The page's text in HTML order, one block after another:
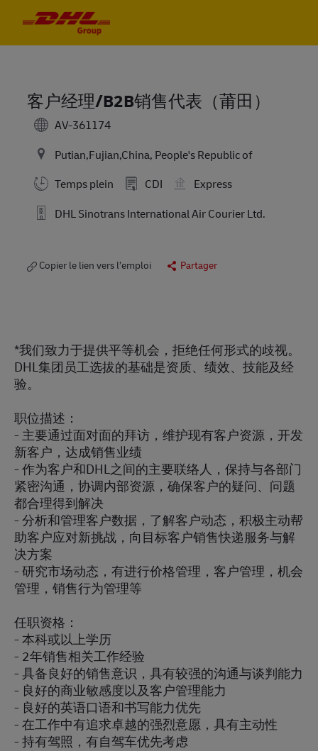
客户经理/B2B销售代表（莆田）
AV-361174
Putian,Fujian,China, People's Republic of
Temps plein
CDI
Express
DHL Sinotrans International Air Courier Ltd.
Copier le lien vers l’emploi Partager
*我们致力于提供平等机会，拒绝任何形式的歧视。
DHL集团员工选拔的基础是资质、绩效、技能及经
验。
职位描述：
- 主要通过面对面的拜访，维护现有客户资源，开发
新客户，达成销售业绩
- 作为客户和DHL之间的主要联络人，保持与各部门
紧密沟通，协调内部资源，确保客户的疑问、问题
都合理得到解决
- 分析和管理客户数据，了解客户动态，积极主动帮
助客户应对新挑战，向目标客户销售快递服务与解
决方案
- 研究市场动态，有进行价格管理，客户管理，机会
管理，销售行为管理等
任职资格：
- 本科或以上学历
- 2年销售相关工作经验
- 具备良好的销售意识，具有较强的沟通与谈判能力
- 良好的商业敏感度以及客户管理能力
- 良好的英语口语和书写能力优先
- 在工作中有追求卓越的强烈意愿，具有主动性
- 持有驾照，有自驾车优先考虑